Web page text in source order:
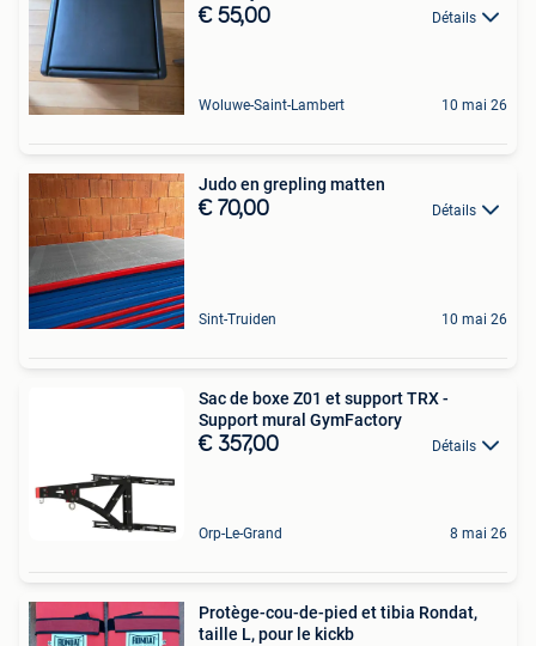
€ 55,00 Détails
Woluwe-Saint-Lambert 10 mai 26
Judo en grepling matten
€ 70,00 Détails
Sint-Truiden 10 mai 26
Sac de boxe Z01 et support TRX -
Support mural GymFactory
€ 357,00 Détails
Orp-Le-Grand 8 mai 26
Protège-cou-de-pied et tibia Rondat,
taille L, pour le kickb